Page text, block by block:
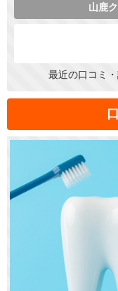
山鹿
最近の口コミ・